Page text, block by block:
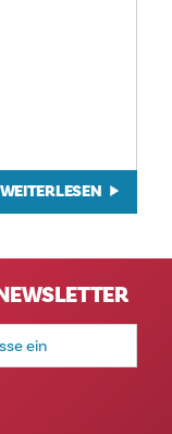
WEITERLESEN